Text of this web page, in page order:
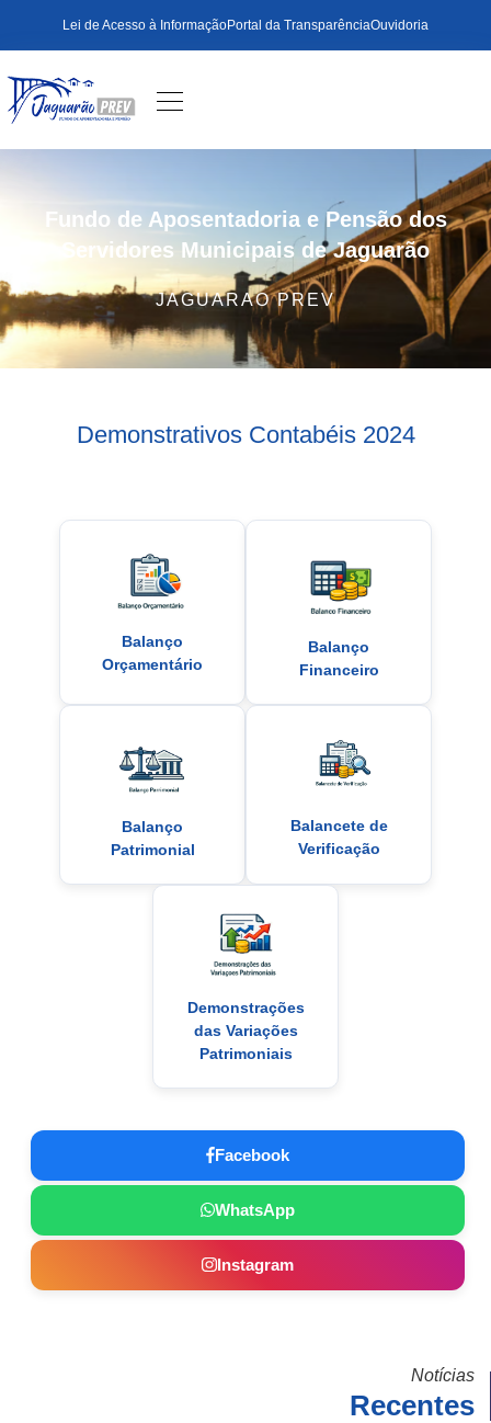
Lei de Acesso à InformaçãoPortal da TransparênciaOuvidoria
Fundo de Aposentadoria e Pensão dos
Servidores Municipais de Jaguarão
JAGUARAO PREV
Demonstrativos Contabéis 2024
Balanço
Orçamentário
Balanço
Financeiro
Balanço
Patrimonial
Balancete de
Verificação
Demonstrações
das Variações
Patrimoniais
Facebook
WhatsApp
Instagram
Notícias
Recentes